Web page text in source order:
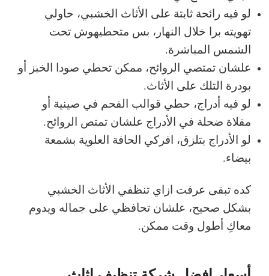
لو فيه رائحة ثابتة على الأثاث الخشبي، حاولي
تهويته برا خلال النهار، بس متحطيهوش تحت
الشمس المباشرة.
علشان تمتصي الروائح، ممكن تحطي صودا الخبز أو
بودرة التلك على الأثاث.
لو فيه أدراج، حطي قوالب الفحم في صينية أو
مقلاة ضحلة في الأدراج علشان تمتص الروائح.
لو الأدراج بتلزق، افركي الحافة العلوية بشمعة
بيضاء.
كده تبقى عرفت ازاي تنظفي الأثاث الخشبي
بشكل صحيح، علشان تحافظي على جماله ويدوم
معاكِ أطول وقت ممكن.